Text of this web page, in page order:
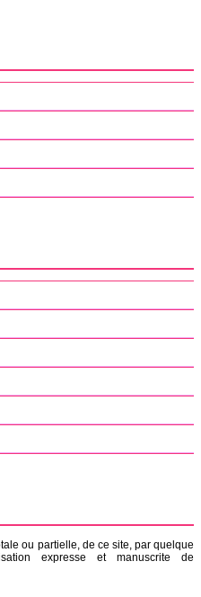
ou partielle, de ce site, par quelque
expresse et manuscrite de